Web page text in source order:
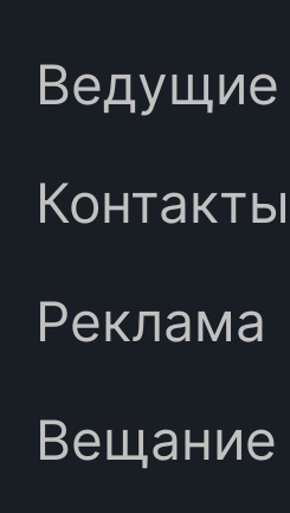
Ведущие
Контакты
Реклама
Вещание